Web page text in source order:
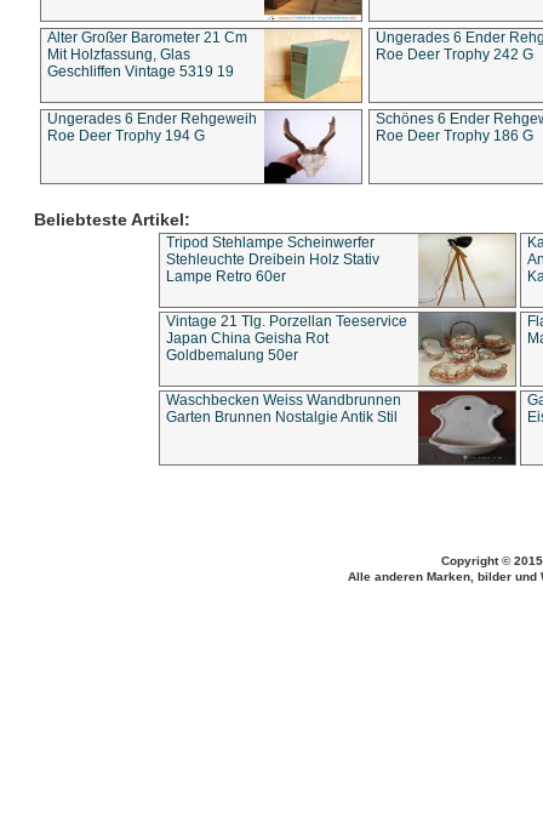
Alter Großer Barometer 21 Cm
Mit Holzfassung, Glas
Geschliffen Vintage 5319 19
Ungerades 6 Ender
Roe Deer Trophy 242 G
Ungerades 6 Ender Rehgeweih
Roe Deer Trophy 194 G
Schönes 6 Ender
Roe Deer Trophy 186 G
Beliebteste Artikel:
Tripod Stehlampe Scheinwerfer
Stehleuchte Dreibein Holz Stativ
Lampe Retro 60er
Vintage 21 Tlg. Porzellan Teeservice
Japan China Geisha Rot
Goldbemalung 50er
Waschbecken Weiss Wandbrunnen
Garten Brunnen Nostalgie Antik Stil
Copyright ©
Alle anderen Marken, bilder und